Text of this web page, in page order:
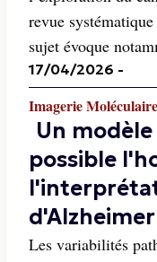
revue
sujet évoque
17/04/2026 -
Imagerie Moléculaire
Un
possible
Les variabilités